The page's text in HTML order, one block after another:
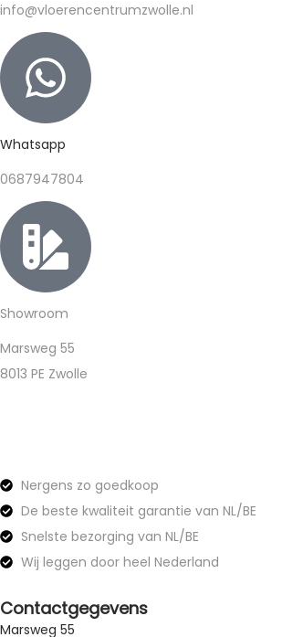
info@vloerencentrumzwolle.nl
Whatsapp
0687947804
Showroom
Marsweg 55
8013 PE Zwolle
Nergens zo goedkoop
De beste kwaliteit garantie van NL/BE
Snelste bezorging van NL/BE
Wij leggen door heel Nederland
Contactgegevens
Marsweg 55